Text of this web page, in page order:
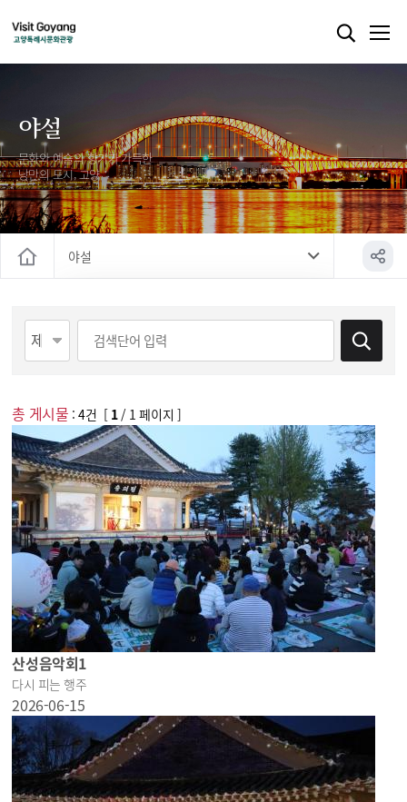
야설
문화와 예술의 향기가 가득한
낭만의 도시, 고양
야설
야화
야시
야식
기후대응
총 게시물 :4건 [ 1/ 1 페이지 ]
산성음악회1
다시 피는 행주
2026-06-15